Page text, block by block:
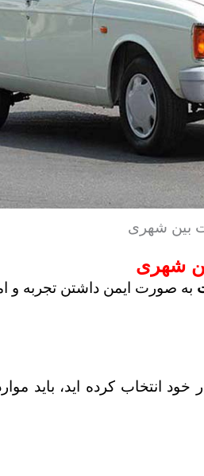
بین شهری
شهری
به صورت ایمن داشتن تجربه و
خود انتخاب کرده اید، باید